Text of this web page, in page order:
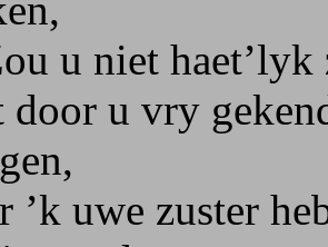
u niet haet’lyk
u vry
uwe zuster